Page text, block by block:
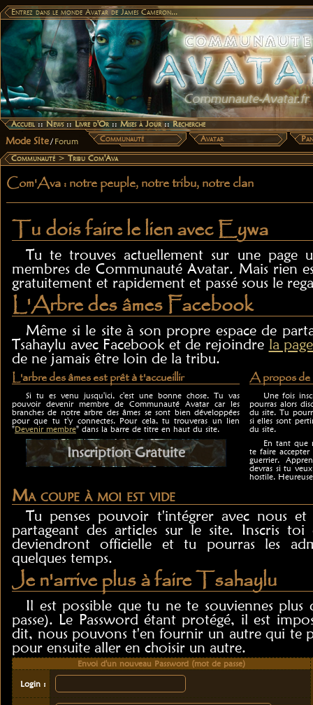
Entrez dans le monde Avatar de James Cameron...
Accueil::News::Livre d'Or::Mises à Jour::Recherche
Mode Site/ Forum Communauté Avatar
Communauté >Tribu Com'Ava
Com'Ava : notre peuple, notre tribu, notre clan
Tu dois faire le lien avec Eywa
Tu te trouves actuellement sur une page
membres de Communauté Avatar. Mais rien
gratuitement et rapidement et passé sous le
L'Arbre des âmes Facebook
Même si le site à son propre espace de
Tsahaylu avec Facebook et de rejoindre la
de ne jamais être loin de la tribu.
A propos de
Une fois
pourras alors
du site. Tu
si elles sont
du site.
En tant que
te faire
guerrier.
devras si tu
hostile.
L'arbre des âmes est prêt à t'accueillir
Si tu es venu jusqu'ici, c'est une bonne chose. Tu vas
pouvoir devenir membre de Communauté Avatar car les
branches de notre arbre des âmes se sont bien développées
pour que tu t'y connectes. Pour cela, tu trouveras un lien
"Devenir membre" dans la barre de titre en haut du site.
Inscription Gratuite
Ma coupe à moi est vide
Tu penses pouvoir t'intégrer avec nous
partageant des articles sur le site. Inscris
deviendront officielle et tu pourras les
quelques temps.
Je n'arrive plus à faire Tsahaylu
Il est possible que tu ne te souviennes
passe). Le Password étant protégé, il est
dit, nous pouvons t'en fournir un autre qui te
pour ensuite aller en choisir un autre.
Envoi d'un nouveau Password (mot de passe)
Login :